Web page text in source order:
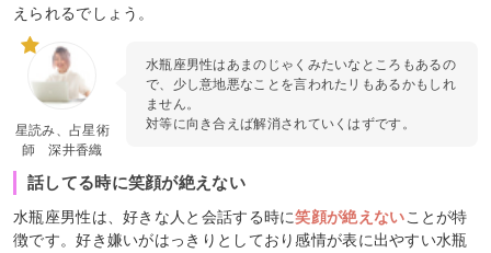
えられるでしょう。
星読み、占星術
師 深井香織
水瓶座男性はあまのじゃくみたいなところもあるの
で、少し意地悪なことを言われたリもあるかもしれ
ません。
対等に向き合えば解消されていくはずです。
話してる時に笑顔が絶えない
水瓶座男性は、好きな人と会話する時に笑顔が絶えないことが特
徴です。好き嫌いがはっきりとしており感情が表に出やすい水瓶